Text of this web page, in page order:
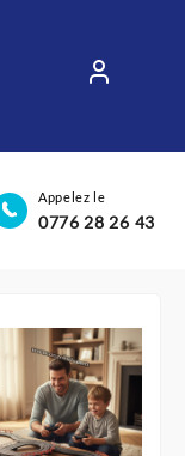
Appelez le
0776 28 26 43